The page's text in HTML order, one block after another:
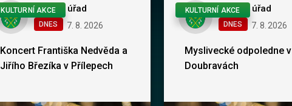
Obecní úřad
DNES 7 8 2026
Koncert Františka Nedvěda a
Jiřího Březíka v Přílepech
KULTURNÍ AKCE Obecní úřad
DNES 7 8 2026
Myslivecké odpoledne v
Doubravách
KULTURNÍ AKCE